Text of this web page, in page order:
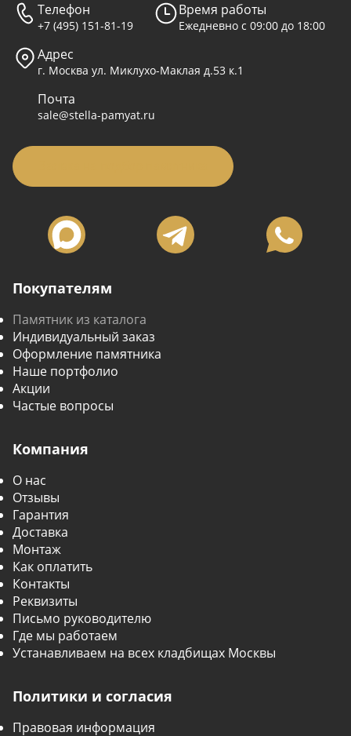
Покупателям
Памятник из каталога
Индивидуальный заказ
Оформление памятника
Наше портфолио
Акции
Частые вопросы
Компания
О нас
Отзывы
Гарантия
Доставка
Монтаж
Как оплатить
Контакты
Реквизиты
Письмо руководителю
Где мы работаем
Устанавливаем на всех кладбищах Москвы
Политики и согласия
Правовая информация
Телефон
+7 (495) 151-81-19
Время работы
Ежедневно с 09:00 до 18:00
Адрес
г. Москва ул. Миклухо-Маклая д.53 к.1
Почта
sale@stella-pamyat.ru